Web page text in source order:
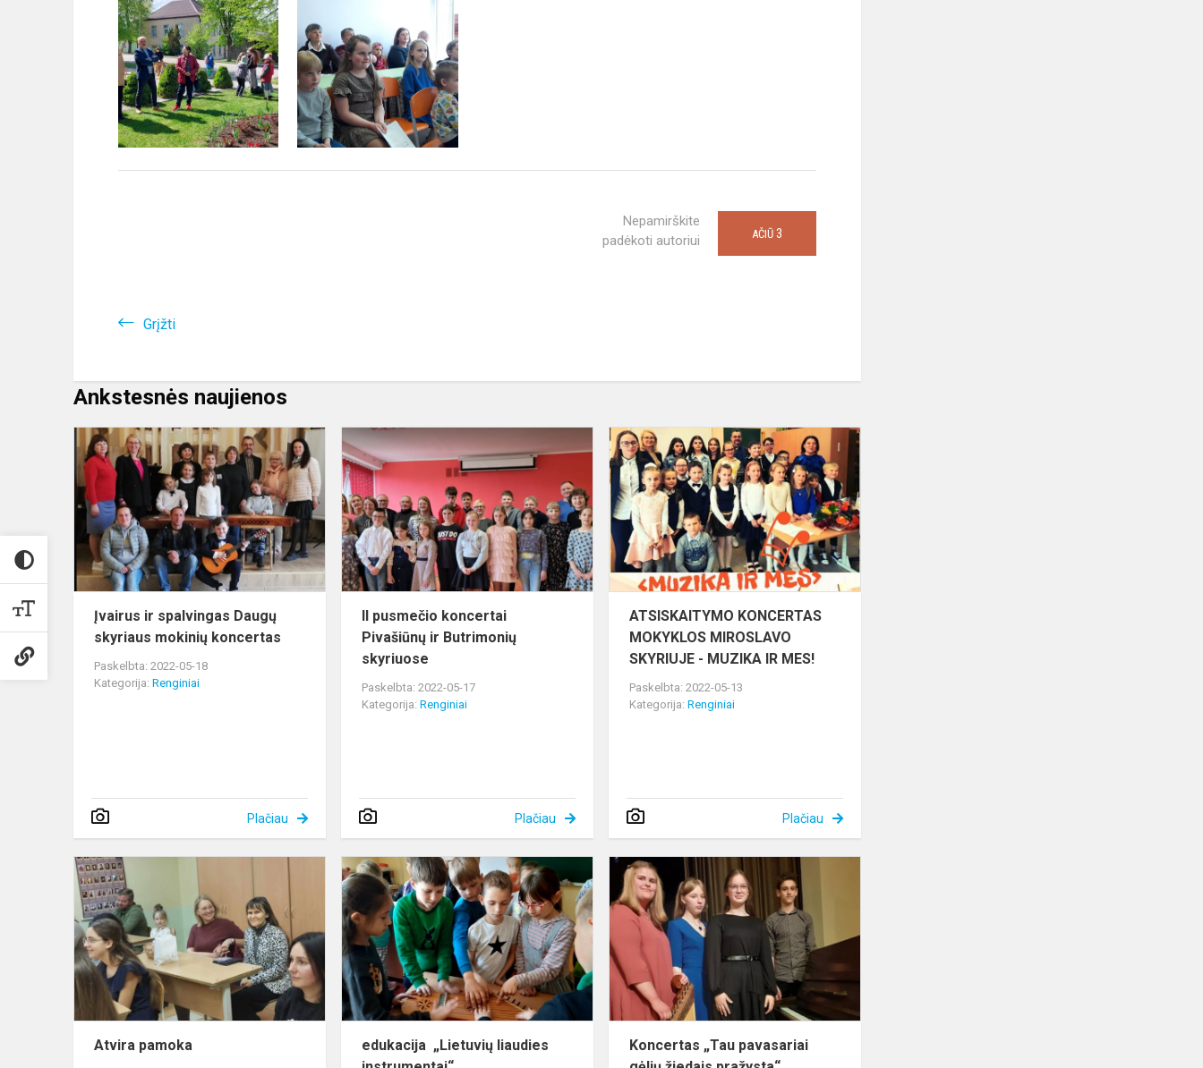
Nepamirškite
padėkoti autoriui
AČIŪ 3
Grįžti
Ankstesnės naujienos
Įvairus
spalvingas
Daugų
skyriaus
mokinių
koncertas
Įvairus ir spalvingas Daugų
skyriaus mokinių koncertas
Paskelbta: 2022-05-18
Kategorija: Renginiai
Plačiau
pusmečio
koncertai
Pivašiūnų
ir
Butrimonių
skyriuose
II pusmečio koncertai
Pivašiūnų ir Butrimonių
skyriuose
Paskelbta: 2022-05-17
Kategorija:Renginiai
Plačiau
ATSISKAITYMO
MIROSLAVO
SKYRIUJE
-
MUZIKA...
ATSISKAITYMO KONCERTAS
MOKYKLOS MIROSLAVO
SKYRIUJE - MUZIKA IR MES!
Paskelbta: 2022-05-13
Kategorija:Renginiai
Plačiau
Atvira
pamoka
Atvira pamoka
edukacija
„Lietuvių
liaudies
instrumentai“
edukacija „Lietuvių liaudies
Koncertas „Tau pavasariai